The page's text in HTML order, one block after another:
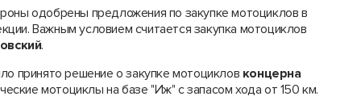
одобрены предложения по закупке мотоциклов в
Важным условием считается закупка мотоциклов
.
принято решение о закупке мотоциклов концерна
мотоциклы на базе "Иж" с запасом хода от 150 км.